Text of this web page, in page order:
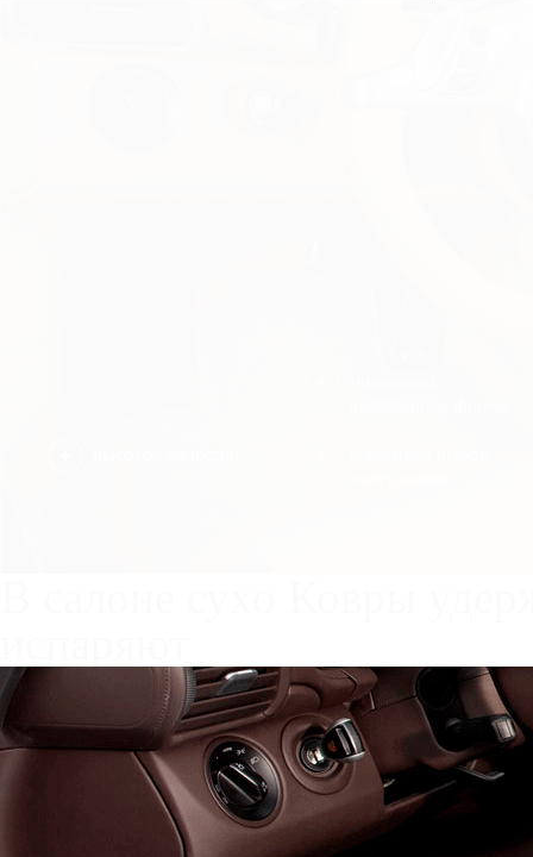
Каталог ковриков для
Partner
Автоковрики для ТагАЗ
EVA
Эконом